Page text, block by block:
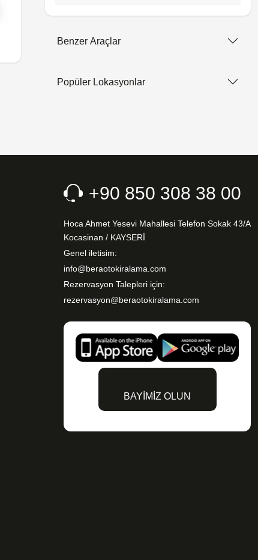
Benzer Araçlar
Popüler Lokasyonlar
+90 850 308 38 00
Hoca Ahmet Yesevi Mahallesi Telefon Sokak 43/A
Kocasinan / KAYSERİ
Genel iletisim:
info@beraotokiralama.com
Rezervasyon Talepleri için:
rezervasyon@beraotokiralama.com
BAYİMİZ OLUN